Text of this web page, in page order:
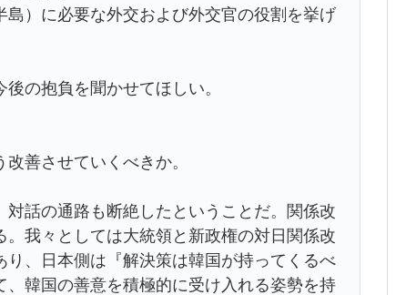
）に必要な外交および外交官の役割を挙げ
の抱負を聞かせてほしい。
善させていくべきか。
話の通路も断絶したということだ。関係改
我々としては大統領と新政権の対日関係改
、日本側は『解決策は韓国が持ってくるべ
韓国の善意を積極的に受け入れる姿勢を持